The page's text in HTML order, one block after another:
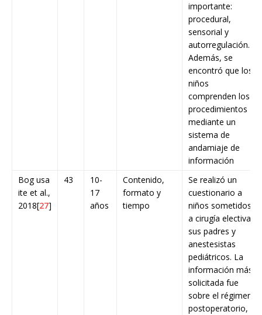
importante:
procedural,
sensorial y
autorregulación.
Además, se
encontró que los
niños
comprenden los
procedimientos
mediante un
sistema de
andamiaje de
información
Bog usa
ite et al.,
2018[27]
43
10-
17
años
Contenido,
formato y
tiempo
Se realizó un
cuestionario a
niños sometidos
a cirugía electiva,
sus padres y
anestesistas
pediátricos. La
información más
solicitada fue
sobre el régimen
postoperatorio,